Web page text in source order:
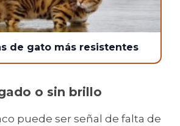
de gato más resistentes
o sin brillo
puede ser señal de falta de